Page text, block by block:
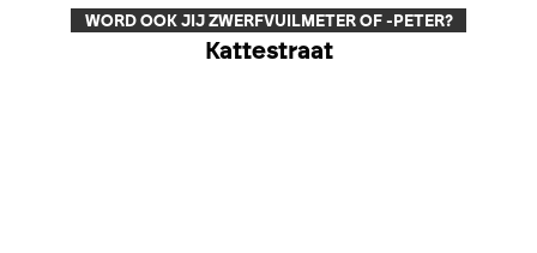
WORD OOK JIJ ZWERFVUILMETER OF -PETER?
Kattestraat